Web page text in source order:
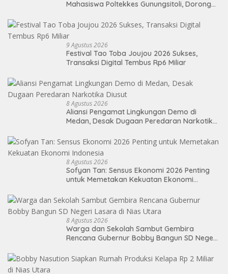
Mahasiswa Poltekkes Gunungsitoli, Dorong
Kepulauan Nias
9 Agustus 2026
Festival Tao Toba Joujou 2026 Sukses,
Transaksi Digital Tembus Rp6 Miliar
8 Agustus 2026
Aliansi Pengamat Lingkungan Demo di
Medan, Desak Dugaan Peredaran Narkotika
8 Agustus 2026
Sofyan Tan: Sensus Ekonomi 2026 Penting
untuk Memetakan Kekuatan Ekonomi
8 Agustus 2026
Warga dan Sekolah Sambut Gembira
Rencana Gubernur Bobby Bangun SD Negeri